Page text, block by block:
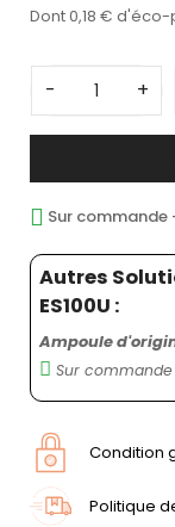
Dont 0,18 €
- +
Sur commande
Autres
ES100U :
Ampoule
Sur
Condition
Politique